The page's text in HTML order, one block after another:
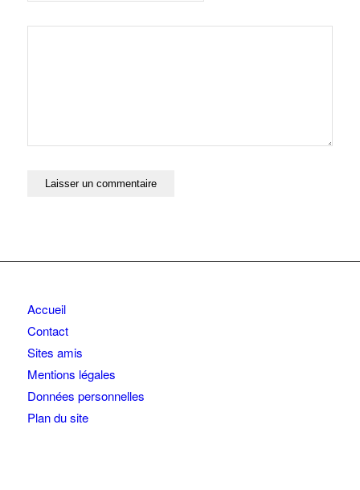
Accueil
Contact
Sites amis
Mentions légales
Données personnelles
Plan du site